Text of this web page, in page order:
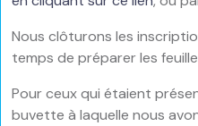
Nous clôturons les
temps de préparer les
Pour ceux qui étaient
buvette à laquelle nous